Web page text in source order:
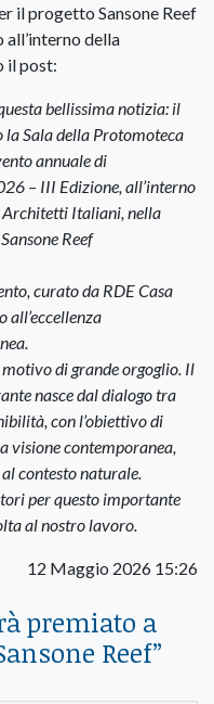
il progetto Sansone Reef
della
il post:
bellissima notizia: il
la Sala della Protomoteca
annuale di
– III Edizione, all’interno
Architetti Italiani, nella
Reef
curato da RDE Casa
all’eccellenza
di grande orgoglio. Il
nasce dal dialogo tra
con l’obiettivo di
contemporanea,
contesto naturale.
per questo importante
al nostro lavoro.
12 Maggio 2026 15:26
premiato a
Reef”